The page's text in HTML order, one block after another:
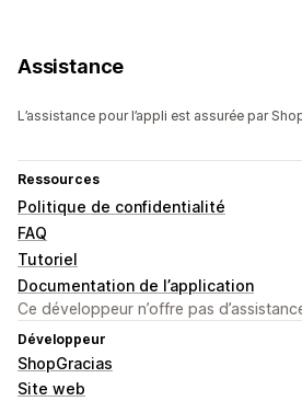
Assistance
L’assistance pour l’appli est assurée par
Ressources
Politique de confidentialité
FAQ
Tutoriel
Documentation de l’application
Ce développeur n’offre pas
Développeur
ShopGracias
Site web